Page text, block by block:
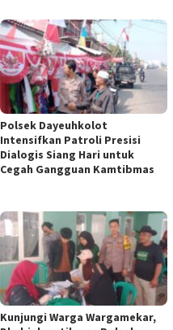
Polsek Dayeuhkolot
Intensifkan Patroli Presisi
Dialogis Siang Hari untuk
Cegah Gangguan Kamtibmas
Kunjungi Warga Wargamekar,